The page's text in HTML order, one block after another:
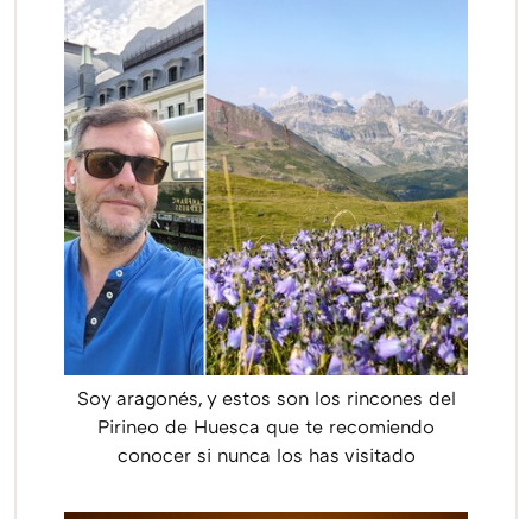
Soy aragonés, y estos son los rincones del
Pirineo de Huesca que te recomiendo
conocer si nunca los has visitado